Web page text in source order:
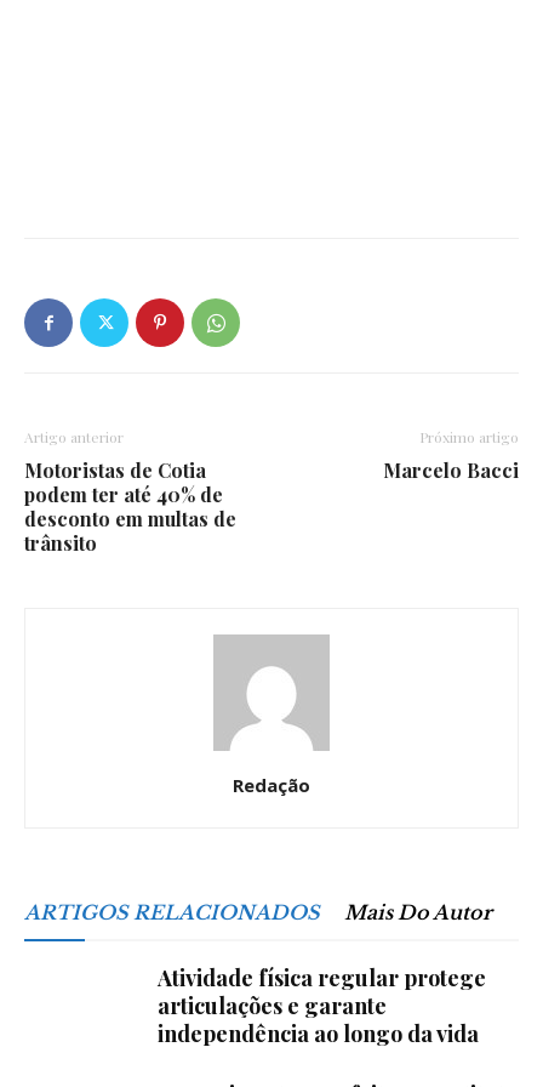
Artigo anterior
Motoristas de Cotia
podem ter até 40% de
desconto em multas de
trânsito
Próximo artigo
Marcelo Bacci
Redação
ARTIGOS RELACIONADOS Mais Do Autor
Atividade física regular protege
articulações e garante
independência ao longo da vida